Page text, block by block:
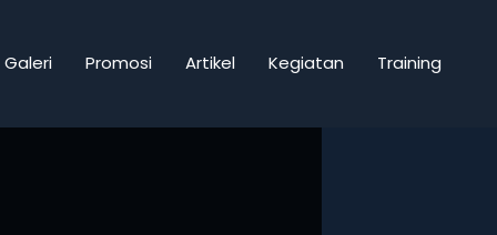
Galeri Promosi Artikel Kegiatan Training